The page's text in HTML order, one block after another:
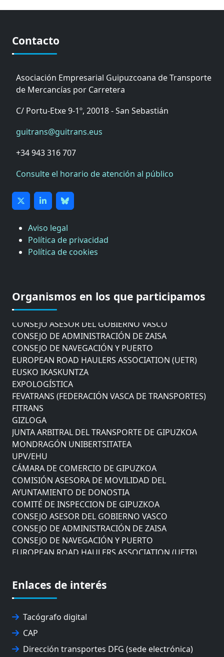
Contacto
Asociación Empresarial Guipuzcoana de Transporte
de Mercancías por Carretera
C/ Portu-Etxe 9-1º, 20018 - San Sebastián
guitrans@guitrans.eus
+34 943 316 707
Consulte el horario de atención al público
Aviso legal
Política de privacidad
Política de cookies
Organismos en los que participamos
AYUNTAMIENTO DE DONOSTIA
COMITÉ DE INSPECCION DE GIPUZKOA
CONSEJO DE ADMINISTRACIÓN DE ZAISA
CONSEJO DE NAVEGACIÓN Y PUERTO
EUROPEAN ROAD HAULERS ASSOCIATION (UETR)
EUSKO IKASKUNTZA
EXPOLOGÍSTICA
FEVATRANS (FEDERACIÓN VASCA DE TRANSPORTES)
FITRANS
GIZLOGA
JUNTA ARBITRAL DEL TRANSPORTE DE GIPUZKOA
MONDRAGÓN UNIBERTSITATEA
UPV/EHU
CÁMARA DE COMERCIO DE GIPUZKOA
COMISIÓN ASESORA DE MOVILIDAD DEL
AYUNTAMIENTO DE DONOSTIA
COMITÉ DE INSPECCION DE GIPUZKOA
CONSEJO ASESOR DEL GOBIERNO VASCO
CONSEJO DE ADMINISTRACIÓN DE ZAISA
CONSEJO DE NAVEGACIÓN Y PUERTO
EUROPEAN ROAD HAULERS ASSOCIATION (UETR)
FEVATRANS (FEDERACIÓN VASCA DE TRANSPORTES)
FITRANS
JUNTA ARBITRAL DEL TRANSPORTE DE GIPUZKOA
MONDRAGÓN UNIBERTSITATEA
UPV/EHU
Enlaces de interés
Tacógrafo digital
CAP
Dirección transportes DFG (sede electrónica)